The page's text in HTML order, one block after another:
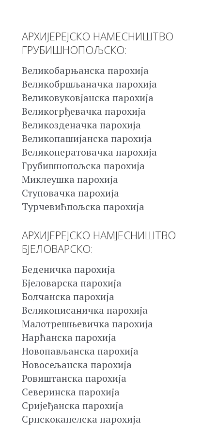
АРХИЈЕРЕЈСКО НАМЕСНИШТВО
ГРУБИШНОПОЉСКО:
Великобарњанска парохија
Великобршљаначка парохија
Великовуковјанска парохија
Великогрђевачка парохија
Великозденачка парохија
Великопашијанска парохија
Великоператовачка парохија
Грубишнопољска парохија
Миклеушка парохија
Ступовачка парохија
Турчевићпољска парохија
АРХИЈЕРЕЈСКО НАМЈЕСНИШТВО
БЈЕЛОВАРСКО:
Беденичка парохија
Бјеловарска парохија
Болчанска парохија
Великописаничка парохија
Малотрешњевичка парохија
Нарћанска парохија
Новопављанска парохија
Новосељанска парохија
Ровиштанска парохија
Северинска парохија
Сријеђанска парохија
Српскокапелска парохија